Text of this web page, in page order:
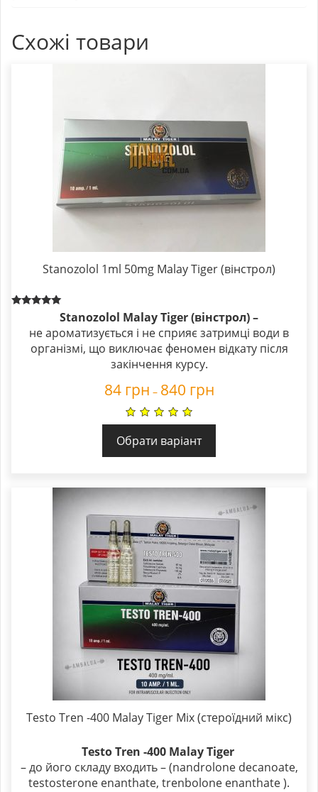
Схожі товари
Stanozolol 1ml 50mg Malay Tiger (вінстрол)
out of 5
Stanozolol Malay Tiger (вінстрол) –
не ароматизується і не сприяє затримці води в
організмі, що виключає феномен відкату після
закінчення курсу.
84 грн – 840 грн
Обрати варіант
Testo Tren -400 Malay Tiger Mix (стероїдний мікс)
Testo Tren -400 Malay Tiger
– до його складу входить – (nandrolone decanoate,
testosterone enanthate, trenbolone enanthate ).